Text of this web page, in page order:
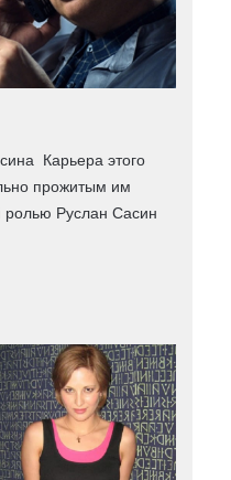
Карьера этого
прожитым им
Руслан Сасин